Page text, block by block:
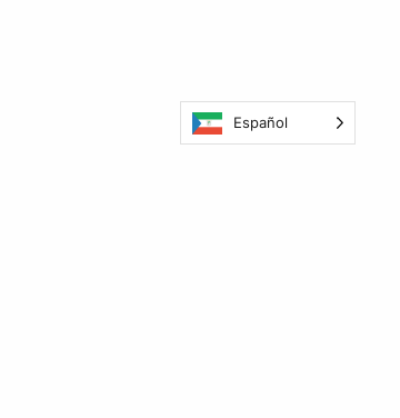
Español